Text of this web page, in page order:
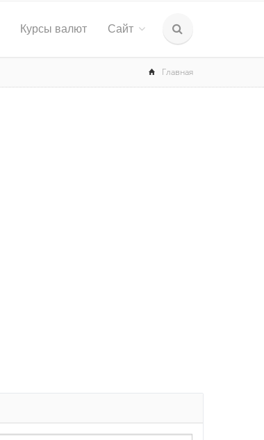
Курсы валют Сайт
Главная